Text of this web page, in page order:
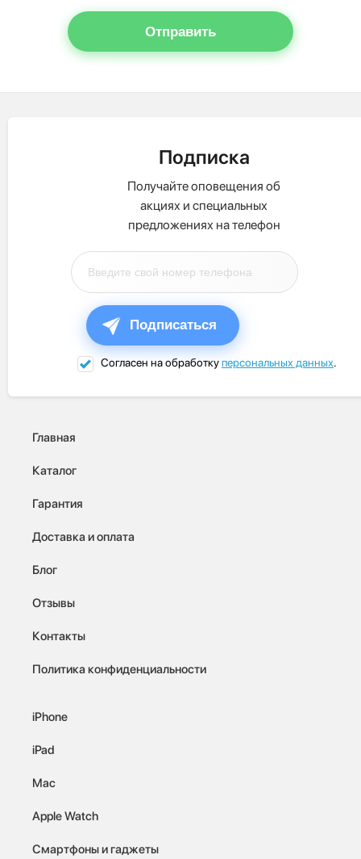
Отправить
Подписка
Получайте оповещения об
акциях и специальных
предложениях на телефон
Подписаться
Согласен на обработкуперсональных данных.
Главная
Каталог
Гарантия
Доставка и оплата
Блог
Отзывы
Контакты
Политика конфиденциальности
iPhone
iPad
Mac
Apple Watch
Смартфоны и гаджеты